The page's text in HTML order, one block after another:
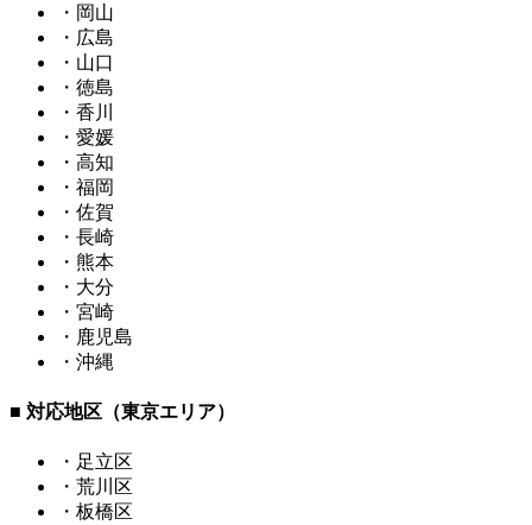
・岡山
・広島
・山口
・徳島
・香川
・愛媛
・高知
・福岡
・佐賀
・長崎
・熊本
・大分
・宮崎
・鹿児島
・沖縄
■ 対応地区（東京エリア）
・足立区
・荒川区
・板橋区